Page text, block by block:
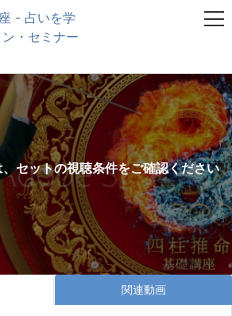
セットの視聴条件をご確認ください
関連動画